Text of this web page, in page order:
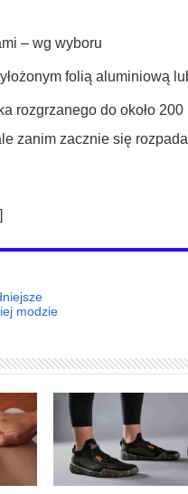
– wg wyboru
folią aluminiową
rozgrzanego do około
zanim zacznie się
modzie